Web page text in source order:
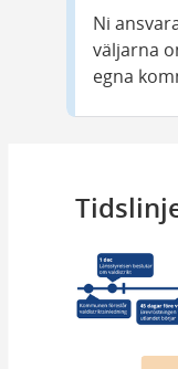
Ni
väljarna
egna